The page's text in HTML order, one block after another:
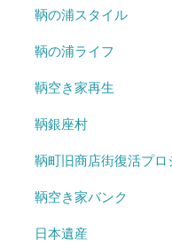
鞆の浦スタイル
鞆の浦ライフ
鞆空き家再生
鞆銀座村
鞆町旧商店街復活プロ
鞆空き家バンク
日本遺産